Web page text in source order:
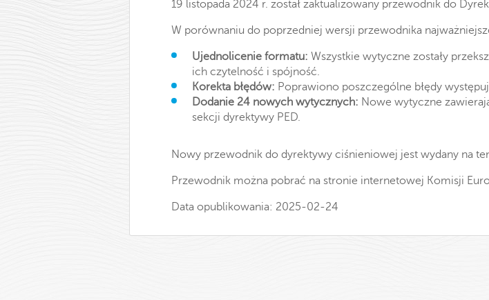
19 listopada 2024 r. został zaktualizowany przewodnik do
W porównaniu do poprzedniej wersji przewodnika
Ujednolicenie formatu: Wszystkie wytyczne zostały
ich czytelność i spójność.
Korekta błędów: Poprawiono poszczególne błędy
Dodanie 24 nowych wytycznych: Nowe wytyczne
sekcji dyrektywy PED.
Nowy przewodnik do dyrektywy ciśnieniowej jest wydany na
Przewodnik można pobrać na stronie internetowej Komisji
Data opublikowania: 2025-02-24